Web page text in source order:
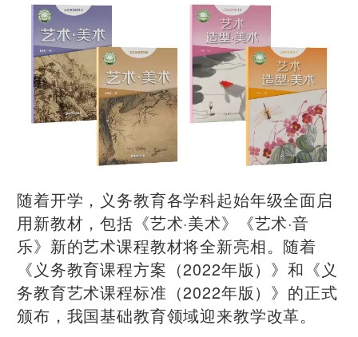
随着开学，义务教育各学科起始年级全面启
用新教材，包括《艺术·美术》《艺术·音
乐》新的艺术课程教材将全新亮相。随着
《义务教育课程方案（2022年版）》和《义
务教育艺术课程标准（2022年版）》的正式
颁布，我国基础教育领域迎来教学改革。